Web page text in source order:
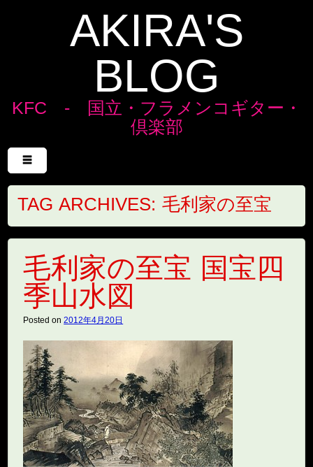
AKIRA'S
BLOG
KFC - 国立・フラメンコギター・
倶楽部
Menu
Skip to content
☰
TAG ARCHIVES:毛利家の至宝
毛利家の至宝 国宝四
季山水図
Posted on2012年4月20日